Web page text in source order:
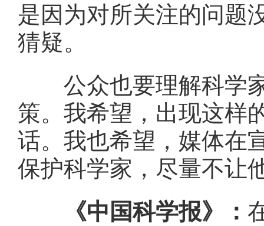
是因为对所关注的问题
猜疑。
公众也要理解科学家
策。我希望，出现这样
话。我也希望，媒体在
保护科学家，尽量不让
《中国科学报》：